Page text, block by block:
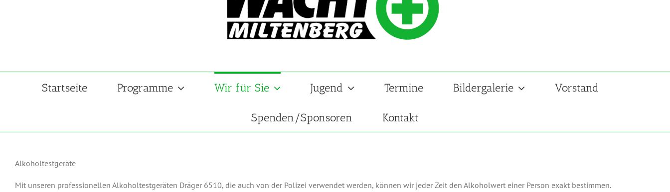
Startseite Programme Wir für Sie Jugend Termine Bildergalerie Vorstand
Spenden/Sponsoren Kontakt
Alkoholtestgeräte
Mit unseren professionellen Alkoholtestgeräten Dräger 6510, die auch von der Polizei verwendet werden, können wir jeder Zeit den Alkoholwert einer Person exakt bestimmen.